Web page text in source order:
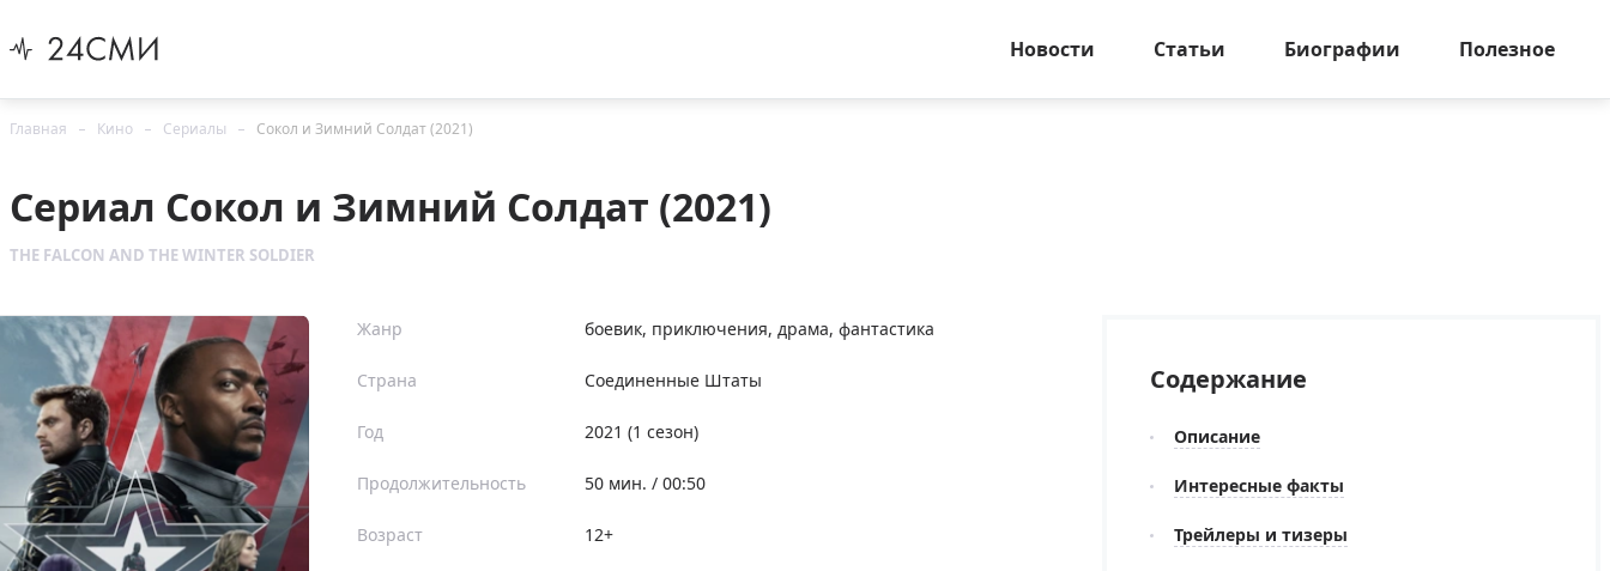
Новости Статьи Биографии Полезное
Главная Кино Сериалы Сокол и Зимний Солдат (2021)
Сериал Сокол и Зимний Солдат (2021)
THE FALCON AND THE WINTER SOLDIER
Жанр боевик, приключения, драма, фантастика
Страна Соединенные Штаты
Год 2021 (1 сезон)
Продолжительность 50 мин. / 00:50
Возраст 12+
Содержание
Описание
Интересные факты
Трейлеры и тизеры